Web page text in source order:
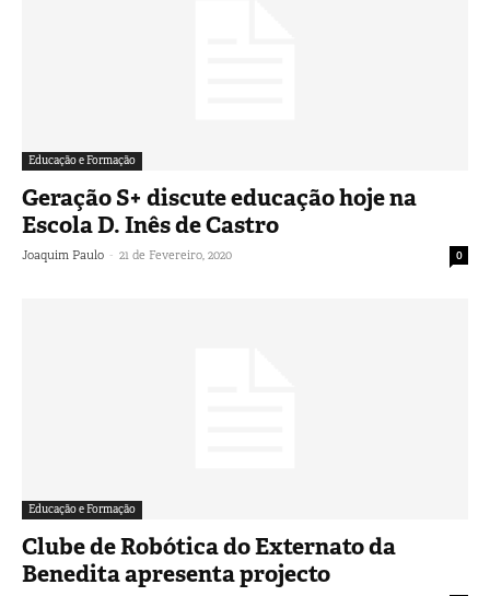
Educação e Formação
Geração S+ discute educação hoje na
Escola D. Inês de Castro
Joaquim Paulo - 21 de Fevereiro, 2020 0
Educação e Formação
Clube de Robótica do Externato da
Benedita apresenta projecto